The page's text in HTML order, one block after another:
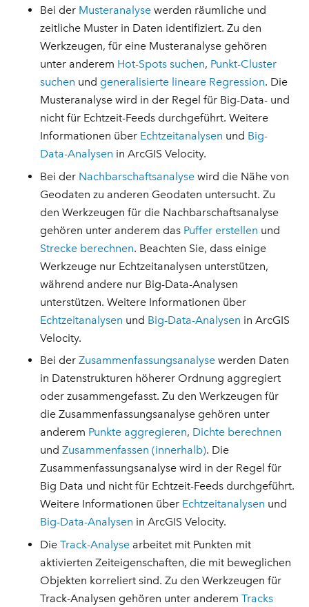
Bei der Musteranalyse werden räumliche und
zeitliche Muster in Daten identifiziert. Zu den
Werkzeugen, für eine Musteranalyse gehören
unter anderem Hot-Spots suchen, Punkt-Cluster
suchen und generalisierte lineare Regression. Die
Musteranalyse wird in der Regel für Big-Data- und
nicht für Echtzeit-Feeds durchgeführt. Weitere
Informationen über Echtzeitanalysen und Big-
Data-Analysen in ArcGIS Velocity.
Bei der Nachbarschaftsanalyse wird die Nähe von
Geodaten zu anderen Geodaten untersucht. Zu
den Werkzeugen für die Nachbarschaftsanalyse
gehören unter anderem das Puffer erstellen und
Strecke berechnen. Beachten Sie, dass einige
Werkzeuge nur Echtzeitanalysen unterstützen,
während andere nur Big-Data-Analysen
unterstützen. Weitere Informationen über
Echtzeitanalysen und Big-Data-Analysen in ArcGIS
Velocity.
Bei derZusammenfassungsanalyse werden Daten
in Datenstrukturen höherer Ordnung aggregiert
oder zusammengefasst. Zu den Werkzeugen für
die Zusammenfassungsanalyse gehören unter
anderem Punkte aggregieren, Dichte berechnen
undZusammenfassen (innerhalb). Die
Zusammenfassungsanalyse wird in der Regel für
Big Data und nicht für Echtzeit-Feeds durchgeführt.
Weitere Informationen über Echtzeitanalysen und
Big-Data-Analysen in ArcGIS Velocity.
DieTrack-Analyse arbeitet mit Punkten mit
aktivierten Zeiteigenschaften, die mit beweglichen
Objekten korreliert sind. Zu den Werkzeugen für
Track-Analysen gehören unter anderemTracks